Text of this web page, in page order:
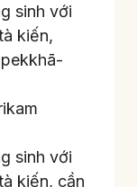
sinh với
kiến,
sinh với
kiến, cần